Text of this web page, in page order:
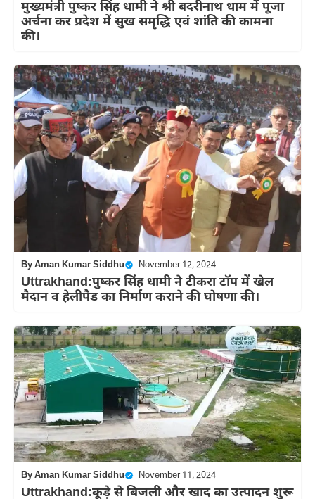
मुख्यमंत्री पुष्कर सिंह धामी ने श्री बदरीनाथ धाम में पूजा
अर्चना कर प्रदेश में सुख समृद्धि एवं शांति की कामना
की।
ByAman Kumar Siddhu November 12, 2024
Uttrakhand:पुष्कर सिंह धामी ने टीकरा टॉप में खेल
मैदान व हेलीपैड का निर्माण कराने की घोषणा की।
ByAman Kumar Siddhu November 11, 2024
Uttrakhand:कूड़े से बिजली और खाद का उत्पादन शुरू